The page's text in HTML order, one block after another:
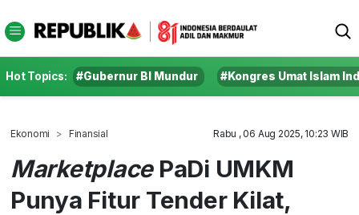
Hot Topics: #Gubernur BI Mundur #Kongres Umat Islam
Ekonomi Finansial Rabu , 06 Aug 2025, 10:23 WIB
Marketplace PaDi UMKM
Punya Fitur Tender Kilat,